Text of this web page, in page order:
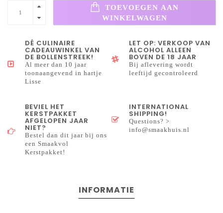
TOEVOEGEN AAN
WINKELWAGEN
DÉ CULINAIRE
CADEAUWINKEL VAN
DE BOLLENSTREEK!
Al meer dan 10 jaar
toonaangevend in hartje
Lisse
LET OP: VERKOOP VAN
ALCOHOL ALLEEN
BOVEN DE 18 JAAR
Bij aflevering wordt
leeftijd gecontroleerd
BEVIEL HET
KERSTPAKKET
AFGELOPEN JAAR
NIET?
Bestel dan dit jaar bij ons
een Smaakvol
Kerstpakket!
INTERNATIONAL
SHIPPING!
Questions? >
info@smaakhuis.nl
INFORMATIE